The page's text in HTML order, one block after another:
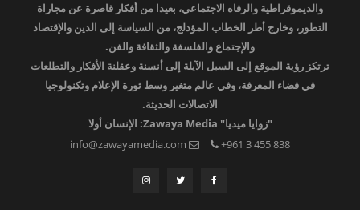
والديموقراطية والرفاه الاجتماعي، بعيدا من أفكار قاصرة عن مجاراة
التطور، وخارج أطر الخطاب المؤدلج، من السياسة إلى الدين والإقتصاد
والإجتماع والفلسفة والثقافة والفن.
ترتكز رؤية الموقع إلى السبل الآيلة إلى أنسنة وعقلنة الأفكار والتطلعات
في فضاء المعرفة، وفي عالم متغير وسط ثورة الإعلام وتكنولوجيا
الاتصالات الحديثة.
"زوايا ميديا" Zawaya Media: الإنسان أولا
+961 3 455 838
info@zawayamedia.com